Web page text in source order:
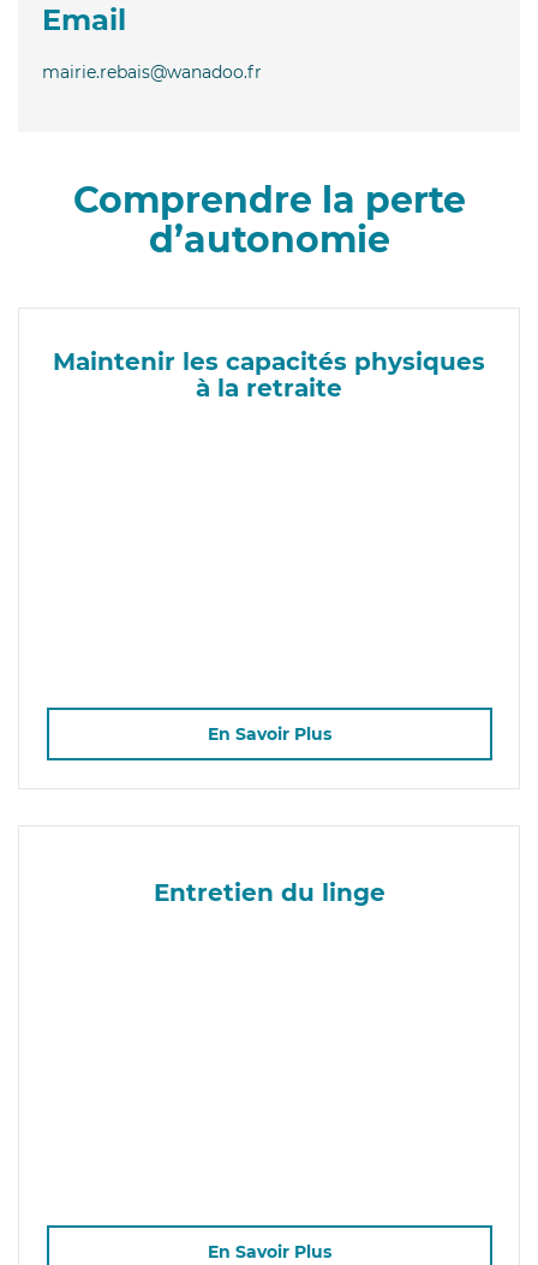
Email
mairie.rebais@wanadoo.fr
Comprendre la perte
d’autonomie
Maintenir les capacités physiques
à la retraite
En Savoir Plus
Entretien du linge
En Savoir Plus